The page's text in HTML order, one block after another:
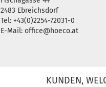
2483 Ebreichsdorf
Tel: +43(0)2254-72031-0
E-Mail: office@hoeco.at
KUNDEN,